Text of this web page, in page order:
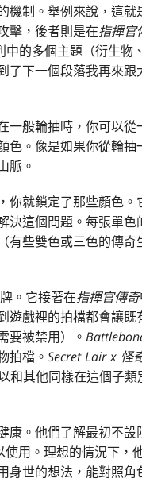
機制。舉例來說，這就
擊，後者則是在指揮官
的多個主題（衍生物
了下一個段落我再來跟
一般輪抽時，你可以從
色。像是如果你從輪抽
脈。
你就鎖定了那些顏色。
決這個問題。每張單色
有些雙色或三色的傳奇
。它接著在指揮官傳奇
遊戲裡的拍檔都會讓既
要被禁用）。
拍檔。 Secret Lair x 怪
其他同樣在這個子類
康。他們了解最初不設
用。理想的情況下，
身世的想法，能對照角